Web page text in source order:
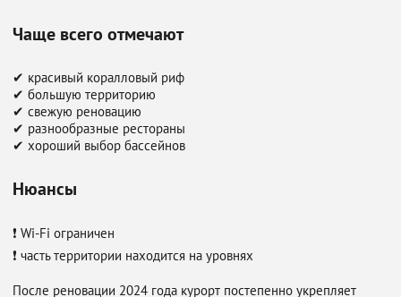
Чаще всего отмечают
✔ красивый коралловый риф
✔ большую территорию
✔ свежую реновацию
✔ разнообразные рестораны
✔ хороший выбор бассейнов
Нюансы
❗ Wi-Fi ограничен
❗ часть территории находится на уровнях
После реновации 2024 года курорт постепенно укрепляет